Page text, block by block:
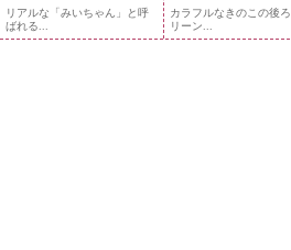
リアルな「みいちゃん」と呼
ばれる...
カラフルなきのこの後
リーン...